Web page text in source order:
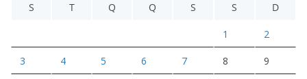
S
T Q Q S S D
1 2
3 4 5 6 7 8 9